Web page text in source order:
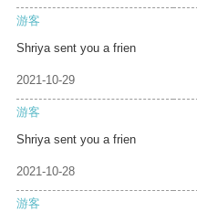
游客
Shriya sent you a frien
2021-10-29
游客
Shriya sent you a frien
2021-10-28
游客